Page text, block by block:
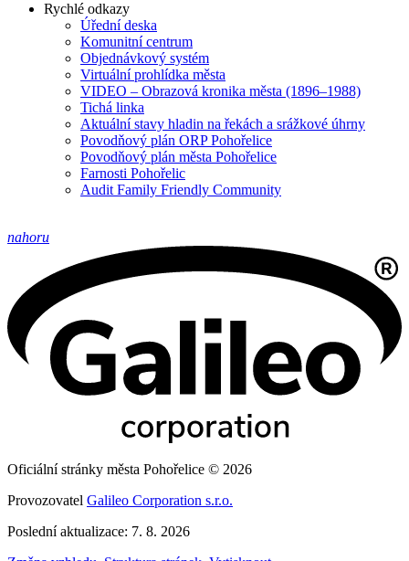
Rychlé odkazy
Úřední deska
Komunitní centrum
Objednávkový systém
Virtuální prohlídka města
VIDEO – Obrazová kronika města (1896–1988)
Tichá linka
Aktuální stavy hladin na řekách a srážkové úhrny
Povodňový plán ORP Pohořelice
Povodňový plán města Pohořelice
Farnosti Pohořelic
Audit Family Friendly Community
nahoru
Oficiální stránky města Pohořelice © 2026
Provozovatel Galileo Corporation s.r.o.
Poslední aktualizace: 7. 8. 2026